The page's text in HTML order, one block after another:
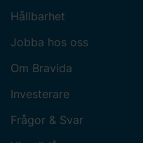
Hållbarhet
Jobba hos oss
Om Bravida
Investerare
Frågor & Svar